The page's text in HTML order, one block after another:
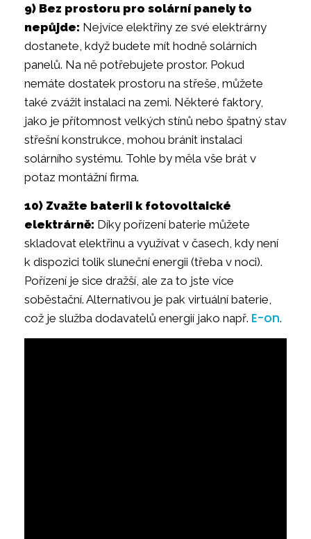
9) Bez prostoru pro solární panely to
nepůjde: Nejvíce elektřiny ze své elektrárny
dostanete, když budete mít hodně solárních
panelů. Na ně potřebujete prostor. Pokud
nemáte dostatek prostoru na střeše, můžete
také zvážit instalaci na zemi. Některé faktory,
jako je přítomnost velkých stínů nebo špatný stav
střešní konstrukce, mohou bránit instalaci
solárního systému. Tohle by měla vše brát v
potaz montážní firma.
10) Zvažte baterii k fotovoltaické
elektrárně: Díky pořízení baterie můžete
skladovat elektřinu a využívat v časech, kdy není
k dispozici tolik sluneční energii (třeba v noci).
Pořízení je sice dražší, ale za to jste více
soběstační. Alternativou je pak virtuální baterie,
což je služba dodavatelů energií jako např. E-on.